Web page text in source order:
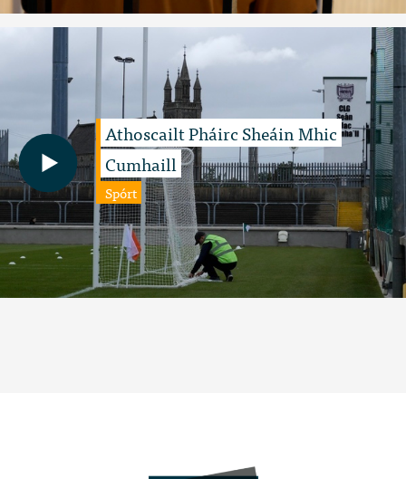
Athoscailt Pháirc Sheáin Mhic
Cumhaill
Spórt